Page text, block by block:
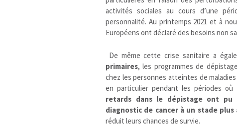
activités sociales au cours d’une
personnalité. Au printemps 2021 et à
Européens ont déclaré des besoins non
De même cette crise sanitaire a
primaires, les programmes de
chez les personnes atteintes de
en particulier pendant les périodes
retards dans le dépistage ont
diagnostic de cancer à un stade plus
réduit leurs chances de survie.